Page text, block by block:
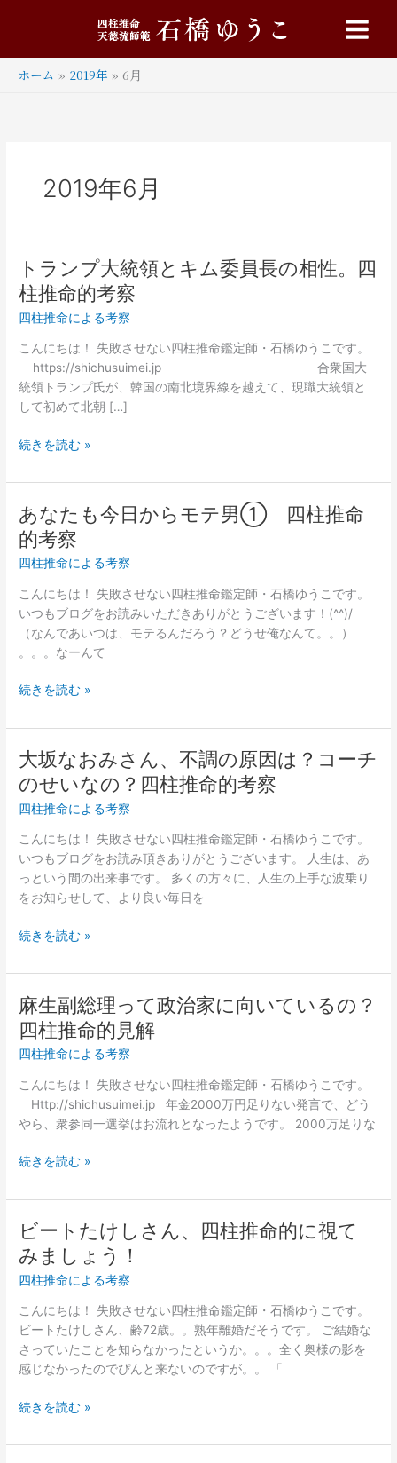
Main
ホーム 2019年 6月
2019年6月
トランプ大統領とキム委員長の相性。四
柱推命的考察
四柱推命による考察
こんにちは！ 失敗させない四柱推命鑑定師・石橋ゆうこです。
https://shichusuimei.jp 合衆国大
統領トランプ氏が、韓国の南北境界線を越えて、現職大統領と
して初めて北朝 […]
ト
ラ
ン
プ
大
領
と
ム
員
の
相
性。
柱
推
命
的
察
続きを読む »
あなたも今日からモテ男① 四柱推命
的考察
四柱推命による考察
こんにちは！ 失敗させない四柱推命鑑定師・石橋ゆうこです。
いつもブログをお読みいただきありがとうございます！(^^)/
（なんであいつは、モテるんだろう？どうせ俺なんて。。）
。。。なーんて
あ
な
た
も
今
日
か
テ
①
柱
推
命
考
察
続きを読む »
大坂なおみさん、不調の原因は？コーチ
のせいなの？四柱推命的考察
四柱推命による考察
こんにちは！ 失敗させない四柱推命鑑定師・石橋ゆうこです。
いつもブログをお読み頂きありがとうございます。 人生は、あ
っという間の出来事です。 多くの方々に、人生の上手な波乗り
をお知らせして、より良い毎日を
大
坂
な
お
み
さ
ん、
不
の
因
コ
ー
チ
せ
な
四
推
命
的
考
察
続きを読む »
麻生副総理って政治家に向いているの？
四柱推命的見解
四柱推命による考察
こんにちは！ 失敗させない四柱推命鑑定師・石橋ゆうこです。
Http://shichusuimei.jp 年金2000万円足りない発言で、どう
やら、衆参同一選挙はお流れとなったようです。 2000万足りな
麻
生
副
総
理
て
治
に
い
て
い
の？
四
柱
推
的
続きを読む »
ビートたけしさん、四柱推命的に視て
みましょう！
四柱推命による考察
こんにちは！ 失敗させない四柱推命鑑定師・石橋ゆうこです。
ビートたけしさん、齢72歳。。熟年離婚だそうです。 ご結婚な
さっていたことを知らなかったというか。。。全く奥様の影を
感じなかったのでぴんと来ないのですが。。 「
ビ
ー
ト
た
け
し
さ
ん、
柱
命
続きを読む »